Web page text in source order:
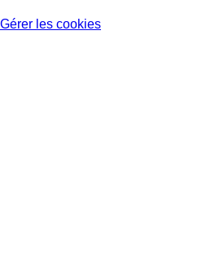
Gérer les cookies